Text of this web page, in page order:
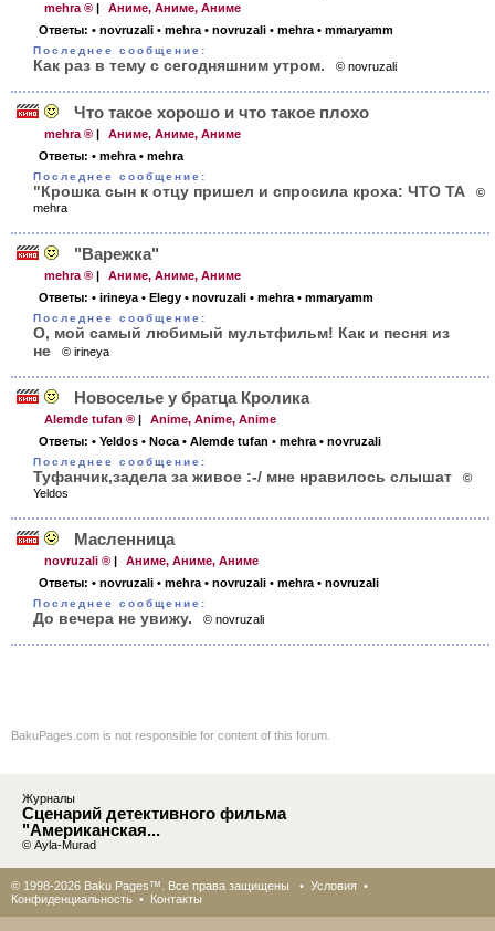
mehra ® |
Аниме, Аниме, Аниме
Ответы: • novruzali • mehra • novruzali • mehra • mmaryamm
Последнее сообщение:
Как раз в тему с сегодняшним утром. © novruzali
Что такое хорошо и что такое плохо
mehra ® |
Аниме, Аниме, Аниме
Ответы: • mehra • mehra
Последнее сообщение:
"Крошка сын к отцу пришел и спросила кроха: ЧТО ТА
©
mehra
"Варежка"
mehra ® |
Аниме, Аниме, Аниме
Ответы: • irineya • Elegy • novruzali • mehra • mmaryamm
Последнее сообщение:
О, мой самый любимый мультфильм! Как и песня из
не
© irineya
Новоселье у братца Кролика
Alemde tufan ® |
Anime, Anime, Anime
Ответы: • Yeldos • Noca • Alemde tufan • mehra • novruzali
Последнее сообщение:
Туфанчик,задела за живое :-/ мне нравилось слышат
©
Yeldos
Масленница
novruzali ® |
Аниме, Аниме, Аниме
Ответы: • novruzali • mehra • novruzali • mehra • novruzali
Последнее сообщение:
До вечера не увижу. © novruzali
BakuPages.com is not responsible for content of this forum.
Журналы
Сценарий детективного фильма
"Американская...
© Ayla-Murad
© 1998-2026 Baku Pages™. Все права защищены • Условия •
Конфиденциальность • Контакты